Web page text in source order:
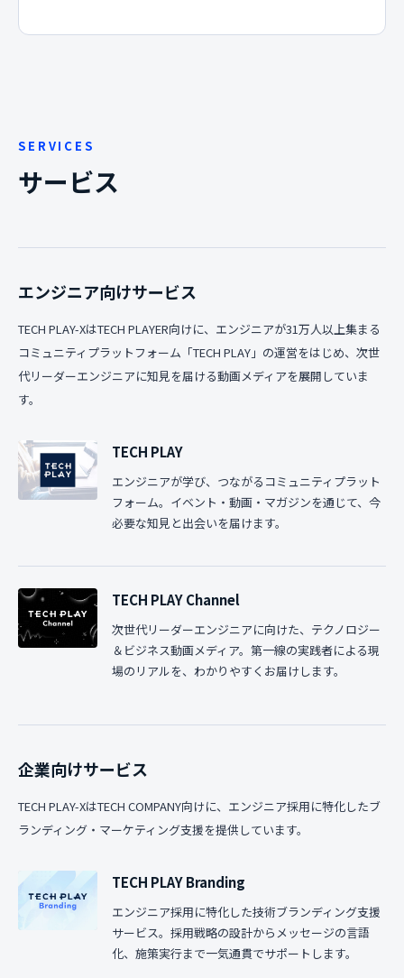
SERVICES
サービス
エンジニア向けサービス
TECH PLAY-XはTECH PLAYER向けに、エンジニアが31万人以上集まる
コミュニティプラットフォーム「TECH PLAY」の運営をはじめ、次世
代リーダーエンジニアに知見を届ける動画メディアを展開していま
す。
TECH PLAY
エンジニアが学び、つながるコミュニティプラット
フォーム。イベント・動画・マガジンを通じて、今
必要な知見と出会いを届けます。
TECH PLAY Channel
次世代リーダーエンジニアに向けた、テクノロジー
＆ビジネス動画メディア。第一線の実践者による現
場のリアルを、わかりやすくお届けします。
企業向けサービス
TECH PLAY-XはTECH COMPANY向けに、エンジニア採用に特化したブ
ランディング・マーケティング支援を提供しています。
TECH PLAY Branding
エンジニア採用に特化した技術ブランディング支援
サービス。採用戦略の設計からメッセージの言語
化、施策実行まで一気通貫でサポートします。